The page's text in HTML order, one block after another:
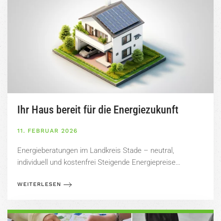
Ihr Haus bereit für die Energiezukunft
11. FEBRUAR 2026
Energieberatungen im Landkreis Stade – neutral,
individuell und kostenfrei Steigende Energiepreise…
WEITERLESEN